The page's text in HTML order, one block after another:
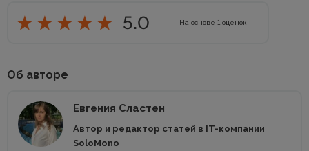
5.0 На основе 1 оценок
Об авторе
Евгения Сластен
Автор и редактор статей в IT-компании
SoloMono